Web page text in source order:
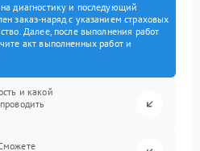
диагностику и последующий
заказ-наряд с указанием страховых
Далее, после выполнения работ
акт выполненных работ и
и какой